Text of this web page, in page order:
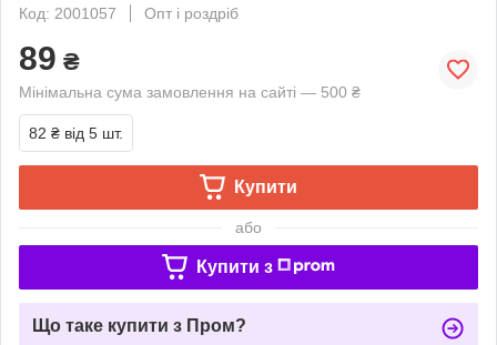
Код: 2001057
Опт і роздріб
89 ₴
Мінімальна сума замовлення на сайті — 500 ₴
82 ₴ від 5 шт.
Купити
або
Купити з
Що таке купити з Пром?